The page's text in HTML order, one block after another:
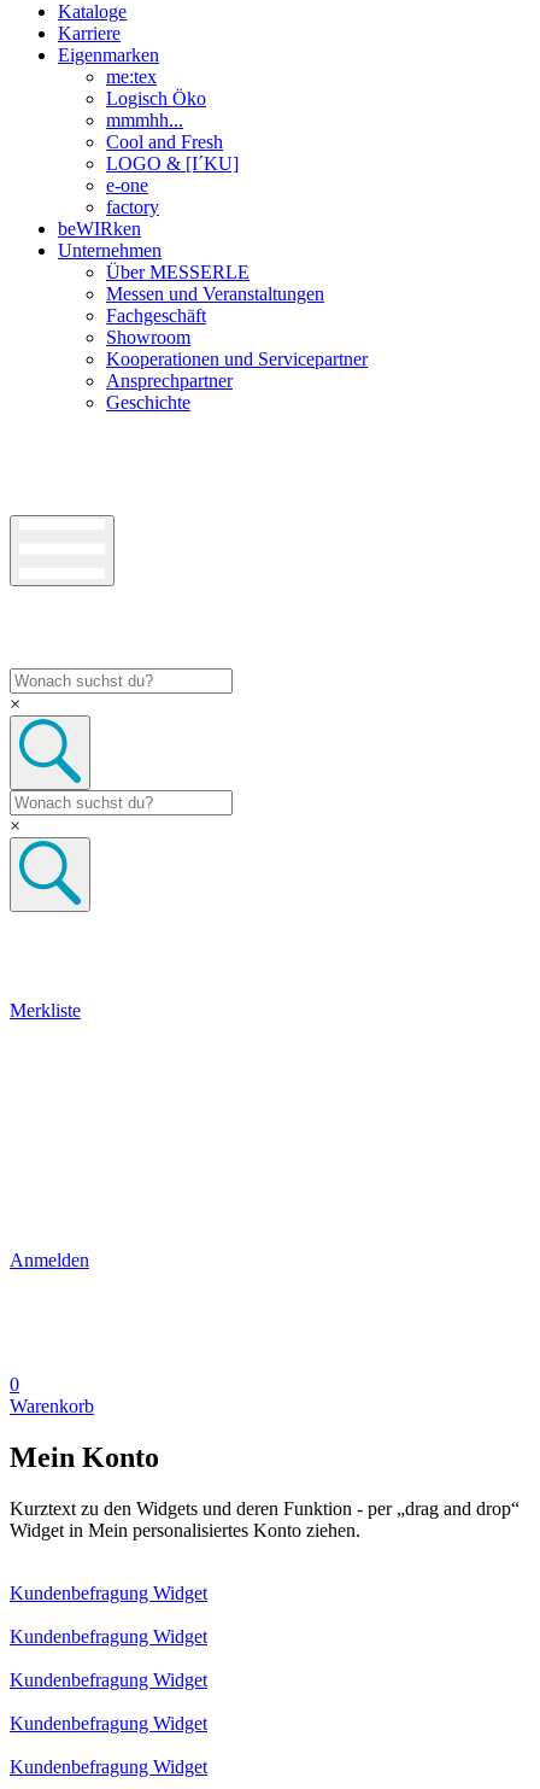
Kataloge
Karriere
Eigenmarken
me:tex
Logisch Öko
mmmhh...
Cool and Fresh
LOGO & [I´KU]
e-one
factory
beWIRken
Unternehmen
Über MESSERLE
Messen und Veranstaltungen
Fachgeschäft
Showroom
Kooperationen und Servicepartner
Ansprechpartner
Geschichte
×
×
Merkliste
Anmelden
0
Warenkorb
Mein Konto
Kurztext zu den Widgets und deren Funktion - per „drag and drop“
Widget in Mein personalisiertes Konto ziehen.
Kundenbefragung Widget
Kundenbefragung Widget
Kundenbefragung Widget
Kundenbefragung Widget
Kundenbefragung Widget